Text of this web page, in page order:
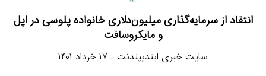
انتقاد از سرمایه‌گذاری میلیون‌دلاری خانواده پلوسی در اپل
و مایکروسافت
سایت خبری ایندیپندنت ـ ۱۷ خرداد ۱۴۰۱